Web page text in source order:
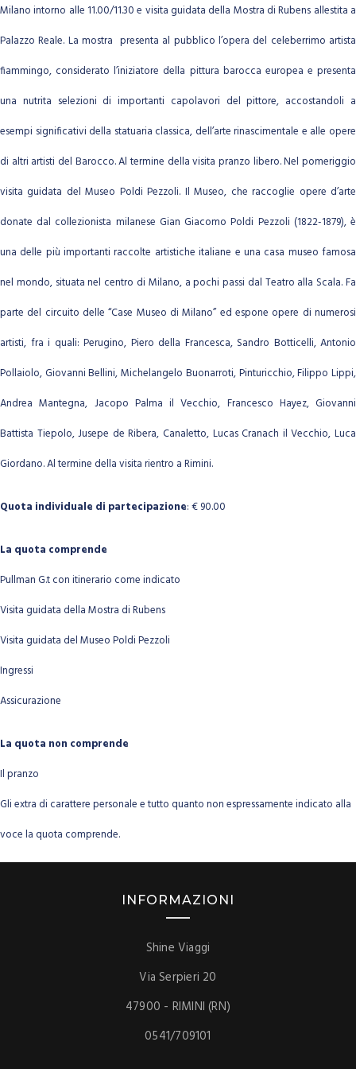
Milano intorno alle 11.00/11.30 e visita guidata della Mostra di Rubens allestita a
Palazzo Reale. La mostra presenta al pubblico l’opera del celeberrimo artista
fiammingo, considerato l’iniziatore della pittura barocca europea e presenta
una nutrita selezioni di importanti capolavori del pittore, accostandoli a
esempi significativi della statuaria classica, dell’arte rinascimentale e alle opere
di altri artisti del Barocco. Al termine della visita pranzo libero. Nel pomeriggio
visita guidata del Museo Poldi Pezzoli. Il Museo, che raccoglie opere d’arte
donate dal collezionista milanese Gian Giacomo Poldi Pezzoli (1822-1879), è
una delle più importanti raccolte artistiche italiane e una casa museo famosa
nel mondo, situata nel centro di Milano, a pochi passi dal Teatro alla Scala. Fa
parte del circuito delle “Case Museo di Milano” ed espone opere di numerosi
artisti, fra i quali: Perugino, Piero della Francesca, Sandro Botticelli, Antonio
Pollaiolo, Giovanni Bellini, Michelangelo Buonarroti, Pinturicchio, Filippo Lippi,
Andrea Mantegna, Jacopo Palma il Vecchio, Francesco Hayez, Giovanni
Battista Tiepolo, Jusepe de Ribera, Canaletto, Lucas Cranach il Vecchio, Luca
Giordano.Al termine della visita rientro a Rimini.
Quota individuale di partecipazione: € 90.00
La quota comprende
Pullman G.t con itinerario come indicato
Visita guidata della Mostra di Rubens
Visita guidata del Museo Poldi Pezzoli
Ingressi
Assicurazione
La quota non comprende
Il pranzo
Gli extra di carattere personale e tutto quanto non espressamente indicato alla
voce la quota comprende.
INFORMAZIONI
Shine Viaggi
Via Serpieri 20
47900 - RIMINI (RN)
0541/709101